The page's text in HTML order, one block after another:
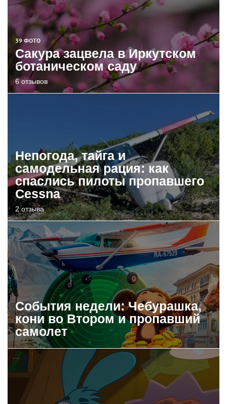
39 ФОТО
Сакура зацвела в Иркутском
ботаническом саду
6 отзывов
Непогода, тайга и
самодельная рация: как
спаслись пилоты пропавшего
Cessna
2 отзыва
События недели: Чебурашка,
кони во Втором и пропавший
самолет